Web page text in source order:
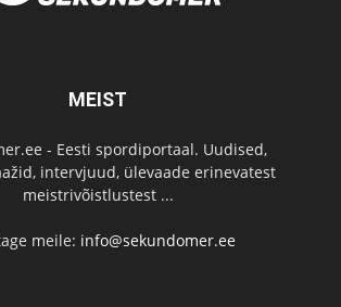
MEIST
- Eesti spordiportaal. Uudised,
intervjuud, ülevaade erinevatest
meistrivõistlustest ...
meile: info@sekundomer.ee